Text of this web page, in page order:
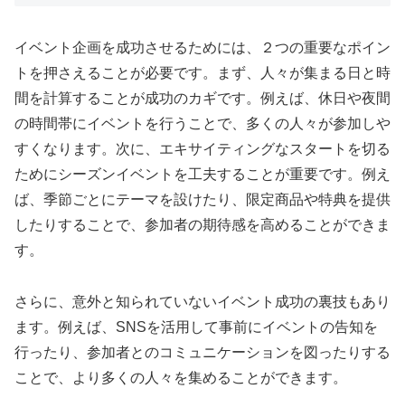
イベント企画を成功させるためには、２つの重要なポイン
トを押さえることが必要です。まず、人々が集まる日と時
間を計算することが成功のカギです。例えば、休日や夜間
の時間帯にイベントを行うことで、多くの人々が参加しや
すくなります。次に、エキサイティングなスタートを切る
ためにシーズンイベントを工夫することが重要です。例え
ば、季節ごとにテーマを設けたり、限定商品や特典を提供
したりすることで、参加者の期待感を高めることができま
す。
さらに、意外と知られていないイベント成功の裏技もあり
ます。例えば、SNSを活用して事前にイベントの告知を
行ったり、参加者とのコミュニケーションを図ったりする
ことで、より多くの人々を集めることができます。